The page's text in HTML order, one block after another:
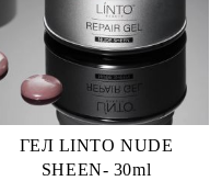
ГЕЛ LINTO NUDE
SHEEN- 30ml